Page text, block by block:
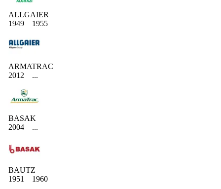
ALLGAIER
1949
1955
ARMATRAC
2012
...
BASAK
2004
...
BAUTZ
1951
1960